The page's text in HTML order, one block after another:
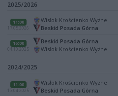
2025/2026
11:00
17.05.2026
Wisłok Krościenko Wyżne
Beskid Posada Górna
16:00
04.10.2025
Beskid Posada Górna
Wisłok Krościenko Wyżne
2024/2025
11:00
13.04.2025
Wisłok Krościenko Wyżne
Beskid Posada Górna